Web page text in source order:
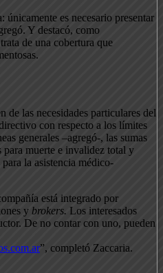
únicamente es necesario presentar
Y destacó, como
de una cobertura que
de las necesidades particulares del
con respecto a los límites
generales –agregó-, las sumas
para muerte e invalidez total y
la asistencia médico-
está integrado por
y brokers. Los interesados
De no contar con uno, pueden
”, completó Zaccaria.